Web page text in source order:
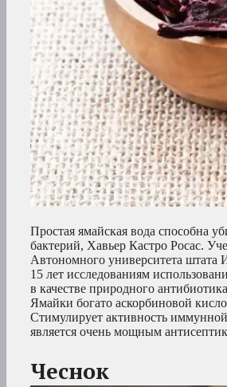
Простая ямайская вода способна
бактерий, Хавьер Кастро Росас.
Автономного университета штата
15 лет исследованиям
в качестве природного
Ямайки богато аскорбиновой
Стимулирует активность
является очень мощным
Чеснок